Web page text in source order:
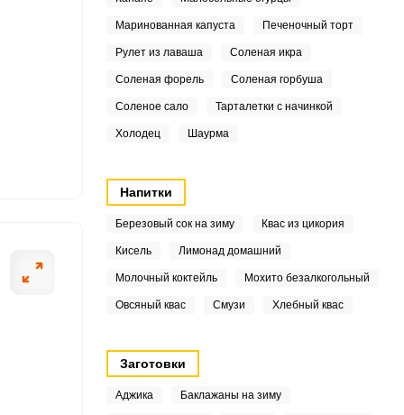
Маринованная капуста Печеночный торт
Рулет из лаваша Соленая икра
Соленая форель Соленая горбуша
Соленое сало Тарталетки с начинкой
Холодец Шаурма
Напитки
Березовый сок на зиму Квас из цикория
Кисель Лимонад домашний
Молочный коктейль Мохито безалкогольный
Овсяный квас Смузи Хлебный квас
Заготовки
Аджика Баклажаны на зиму
луковицы от шелухи,